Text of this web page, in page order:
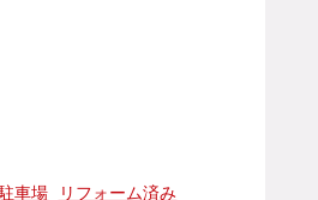
車場 リフォーム済み